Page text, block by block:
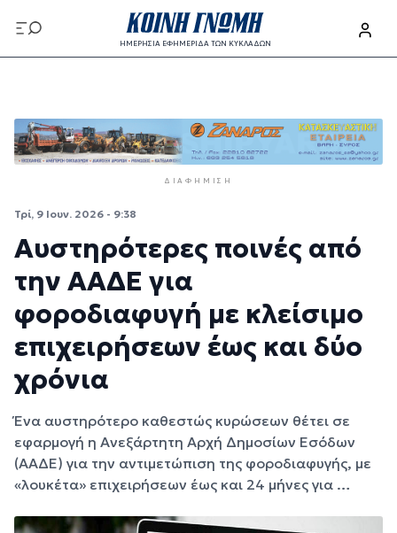
Παράκαμψη προς το κυρίως περιεχόμενο
ΗΜΕΡΗΣΙΑ ΕΦΗΜΕΡΙΔΑ ΤΩΝ ΚΥΚΛΑΔΩΝ
ΔΙΑΦΉΜΙΣΗ
Τρί, 9 Ιουν. 2026 - 9:38
Αυστηρότερες ποινές από
την ΑΑΔΕ για
φοροδιαφυγή με κλείσιμο
επιχειρήσεων έως και δύο
χρόνια
Ένα αυστηρότερο καθεστώς κυρώσεων θέτει σε
εφαρμογή η Ανεξάρτητη Αρχή Δημοσίων Εσόδων
(ΑΑΔΕ) για την αντιμετώπιση της φοροδιαφυγής, με
«λουκέτα» επιχειρήσεων έως και 24 μήνες για …